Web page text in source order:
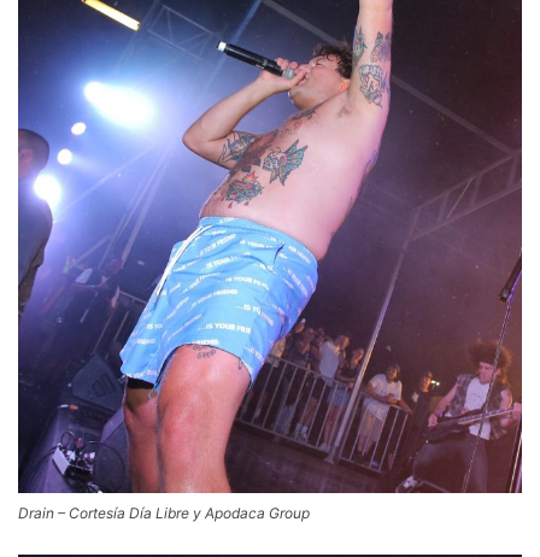
Drain – Cortesía Día Libre y Apodaca Group